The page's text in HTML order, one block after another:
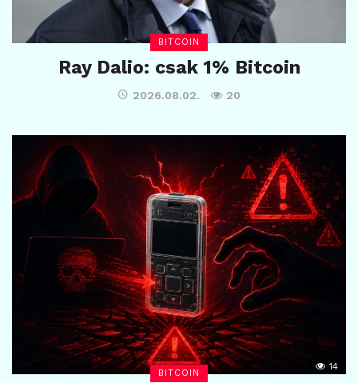
BITCOIN
Ray Dalio: csak 1% Bitcoin
2026.08.02. 20
BITCOIN
14